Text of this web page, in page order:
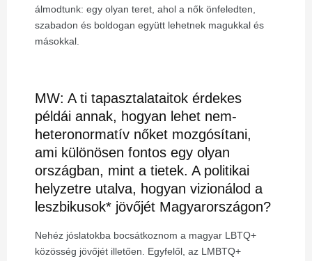
álmodtunk: egy olyan teret, ahol a nők önfeledten,
szabadon és boldogan együtt lehetnek magukkal és
másokkal.
MW: A ti tapasztalataitok érdekes
példái annak, hogyan lehet nem-
heteronormatív nőket mozgósítani,
ami különösen fontos egy olyan
országban, mint a tietek. A politikai
helyzetre utalva, hogyan vizionálod a
leszbikusok* jövőjét Magyarországon?
Nehéz jóslatokba bocsátkoznom a magyar LBTQ+
közösség jövőjét illetően. Egyfelől, az LMBTQ+